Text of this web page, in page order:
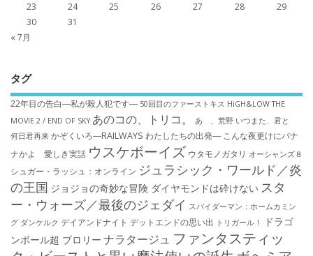
23
24 25 26 27 28
29
30
31
« 7月
タグ
22年目の告白―私が殺人犯です― 50回目のファーストキス HiGH&LOW THE
MOVIE 2 / END OF SKY あのコの、トリコ。 あゝ、荒野 いつまた、君と
何日君再来 かぞくいろ―RAILWAYS わたしたちの出発― こんな夜更けにバナ
ナかよ 愛しき実話 ウスケボーイズ ウタモノガタリ オーシャンズ８
シュガー・ラッシュ：オ​ンライン ジュラシック・ワールド／炎
の王国 ジョジョの奇妙な冒険 ダイヤモンドは砕けない スタ
ー・ウォーズ／最後のジェダイ スパイダーマン：ホームカミン
グ ダンケルク デイアンドナイト デットエンドの思い出 トリガール！
ドラゴ
ンボール超 ブロリー ナラタージュ ファンタスティッ